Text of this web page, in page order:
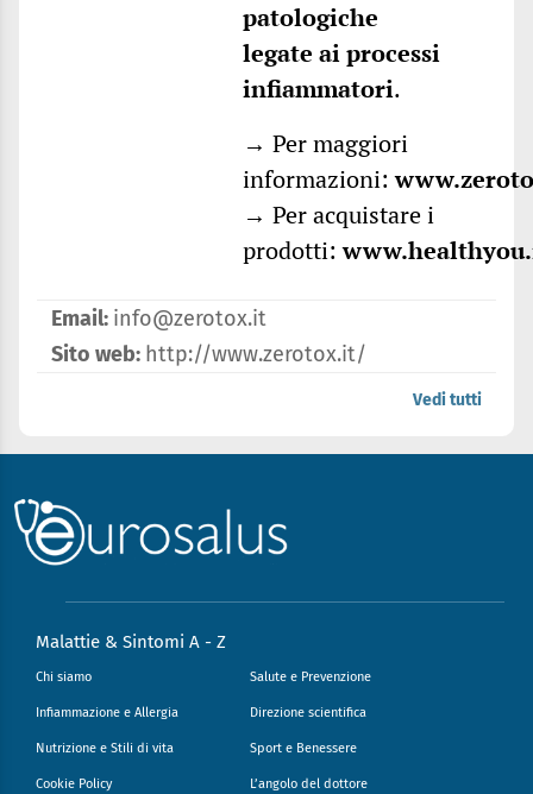
patologiche
legate ai processi
infiammatori.
→ Per maggiori
informazioni:
→ Per acquistare i
prodotti:
Email: info@zerotox.it
Sito web: http://www.zerotox.it/
Vedi tutti
Malattie & Sintomi A - Z
Chi siamo Salute e Prevenzione
Infiammazione e Allergia Direzione scientifica
Nutrizione e Stili di vita Sport e Benessere
Cookie Policy L’angolo del dottore